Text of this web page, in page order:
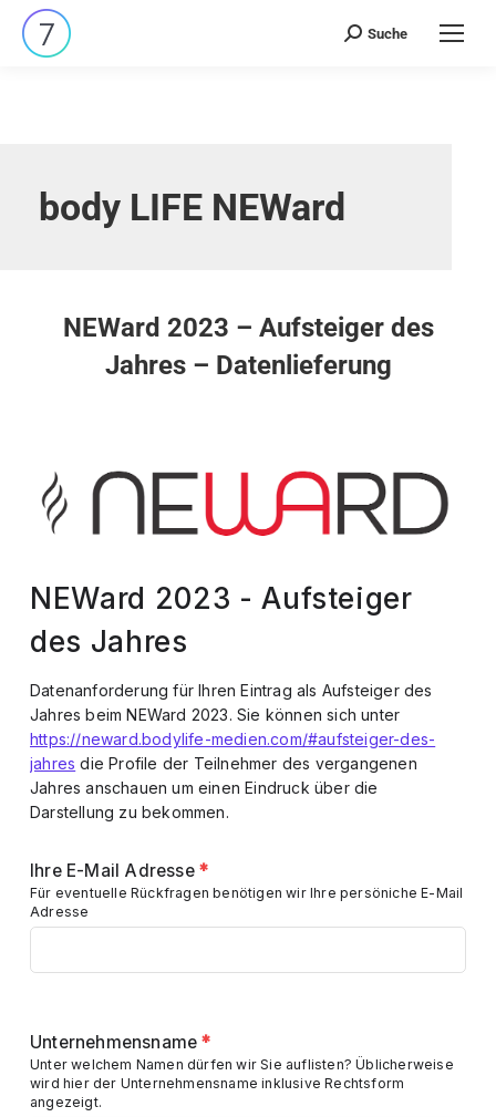
Search:
Suche
body LIFE NEWard
NEWard 2023 – Aufsteiger des
Jahres – Datenlieferung
NEWard 2023 - Aufsteiger
des Jahres
Datenanforderung für Ihren Eintrag als Aufsteiger des
Jahres beim NEWard 2023. Sie können sich unter
https://neward.bodylife-medien.com/#aufsteiger-des-
jahres die Profile der Teilnehmer des vergangenen
Jahres anschauen um einen Eindruck über die
Darstellung zu bekommen.
Ihre E-Mail Adresse *
Für eventuelle Rückfragen benötigen wir Ihre persöniche E-Mail
Adresse
Unternehmensname*
Unter welchem Namen dürfen wir Sie auflisten? Üblicherweise
wird hier der Unternehmensname inklusive Rechtsform
angezeigt.